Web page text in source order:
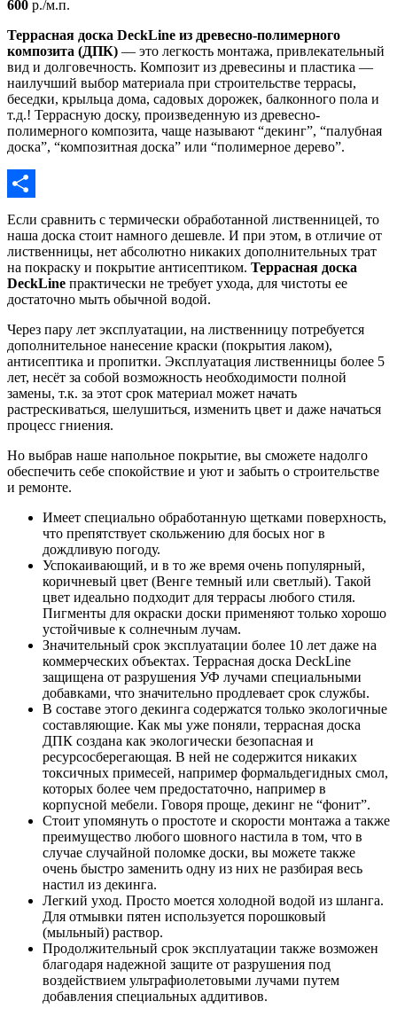
600 р./м.п.
Террасная доска DeckLine из древесно-полимерного
композита (ДПК) — это легкость монтажа, привлекательный
вид и долговечность. Композит из древесины и пластика —
наилучший выбор материала при строительстве террасы,
беседки, крыльца дома, садовых дорожек, балконного пола и
т.д.! Террасную доску, произведенную из древесно-
полимерного композита, чаще называют “декинг”, “палубная
доска”, “композитная доска” или “полимерное дерево”.
Отправить
Если сравнить с термически обработанной лиственницей, то
наша доска стоит намного дешевле. И при этом, в отличие от
лиственницы, нет абсолютно никаких дополнительных трат
на покраску и покрытие антисептиком. Террасная доска
DeckLine практически не требует ухода, для чистоты ее
достаточно мыть обычной водой.
Через пару лет эксплуатации, на лиственницу потребуется
дополнительное нанесение краски (покрытия лаком),
антисептика и пропитки. Эксплуатация лиственницы более 5
лет, несёт за собой возможность необходимости полной
замены, т.к. за этот срок материал может начать
растрескиваться, шелушиться, изменить цвет и даже начаться
процесс гниения.
Но выбрав наше напольное покрытие, вы сможете надолго
обеспечить себе спокойствие и уют и забыть о строительстве
и ремонте.
Имеет специально обработанную щетками поверхность,
что препятствует скольжению для босых ног в
дождливую погоду.
Успокаивающий, и в то же время очень популярный,
коричневый цвет (Венге темный или светлый). Такой
цвет идеально подходит для террасы любого стиля.
Пигменты для окраски доски применяют только хорошо
устойчивые к солнечным лучам.
Значительный срок эксплуатации более 10 лет даже на
коммерческих объектах. Террасная доска DeckLine
защищена от разрушения УФ лучами специальными
добавками, что значительно продлевает срок службы.
В составе этого декинга содержатся только экологичные
составляющие. Как мы уже поняли, террасная доска
ДПК создана как экологически безопасная и
ресурсосберегающая. В ней не содержится никаких
токсичных примесей, например формальдегидных смол,
которых более чем предостаточно, например в
корпусной мебели. Говоря проще, декинг не “фонит”.
Стоит упомянуть о простоте и скорости монтажа а также
преимущество любого шовного настила в том, что в
случае случайной поломке доски, вы можете также
очень быстро заменить одну из них не разбирая весь
настил из декинга.
Легкий уход. Просто моется холодной водой из шланга.
Для отмывки пятен используется порошковый
(мыльный) раствор.
Продолжительный срок эксплуатации также возможен
благодаря надежной защите от разрушения под
воздействием ультрафиолетовыми лучами путем
добавления специальных аддитивов.